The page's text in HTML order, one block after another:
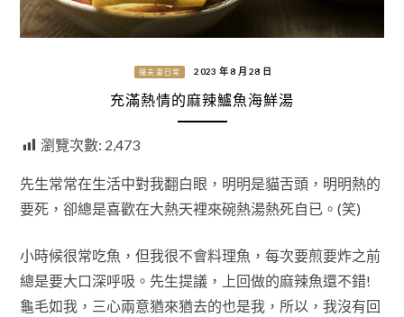
攝夫妻日常 2023 年 8 月 28 日
充滿熱情的麻辣鱸魚海鮮湯
瀏覽次數: 2,473
先生常常在生活中對我翻白眼，明明是貓舌頭，明明熱的
要死，卻總是喜歡在大熱天裡來碗熱湯熱死自已。(笑)
小時候很常吃魚，但我很不會料理魚，每次要煎要炸之前
總是要大口深呼吸。先生提議，上回做的麻辣魚還不錯!
龜毛如我，三心兩意猶來猶去的也是我，所以，我沒有回